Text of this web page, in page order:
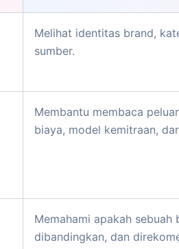
Melihat identitas brand,
sumber.
Membantu membaca
biaya, model kemitraan,
Memahami apakah sebuah
dibandingkan, dan